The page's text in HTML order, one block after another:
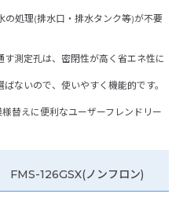
処理(排水口・排水タンク等)が不要
測定孔は、密閉性が高く省エネ性に
ないので、使いやすく機能的です。
替えに便利なユーザーフレンドリー
FMS-126GSX(ノンフロン)